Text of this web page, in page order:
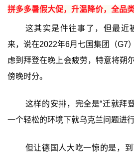
拼多多暑假大促，升温降价，全品
这其实是件往事了，但最近
来，说在2022年6月七国集团（G7
虑到拜登在晚上会疲劳，特意将朔
傍晚时分。
这样的安排，完全是“迁就拜
一个轻松的环境下就乌克兰问题进行
但让德国人大吃一惊的是，